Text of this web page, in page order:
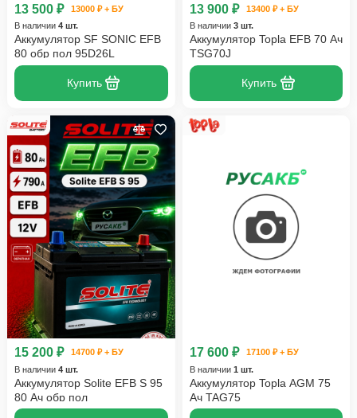
13 500 ₽
13000 ₽ + БУ
В наличии 4 шт.
Аккумулятор SF SONIC EFB
80 обр пол 95D26L
Купить
13 900 ₽
13400 ₽ + БУ
В наличии 3 шт.
Аккумулятор Topla EFB 70 Ач
TSG70J
Купить
15 200 ₽
14700 ₽ + БУ
В наличии 4 шт.
Аккумулятор Solite EFB S 95
80 Ач обр пол
17 600 ₽
17100 ₽ + БУ
В наличии 1 шт.
Аккумулятор Topla AGM 75
Ач TAG75